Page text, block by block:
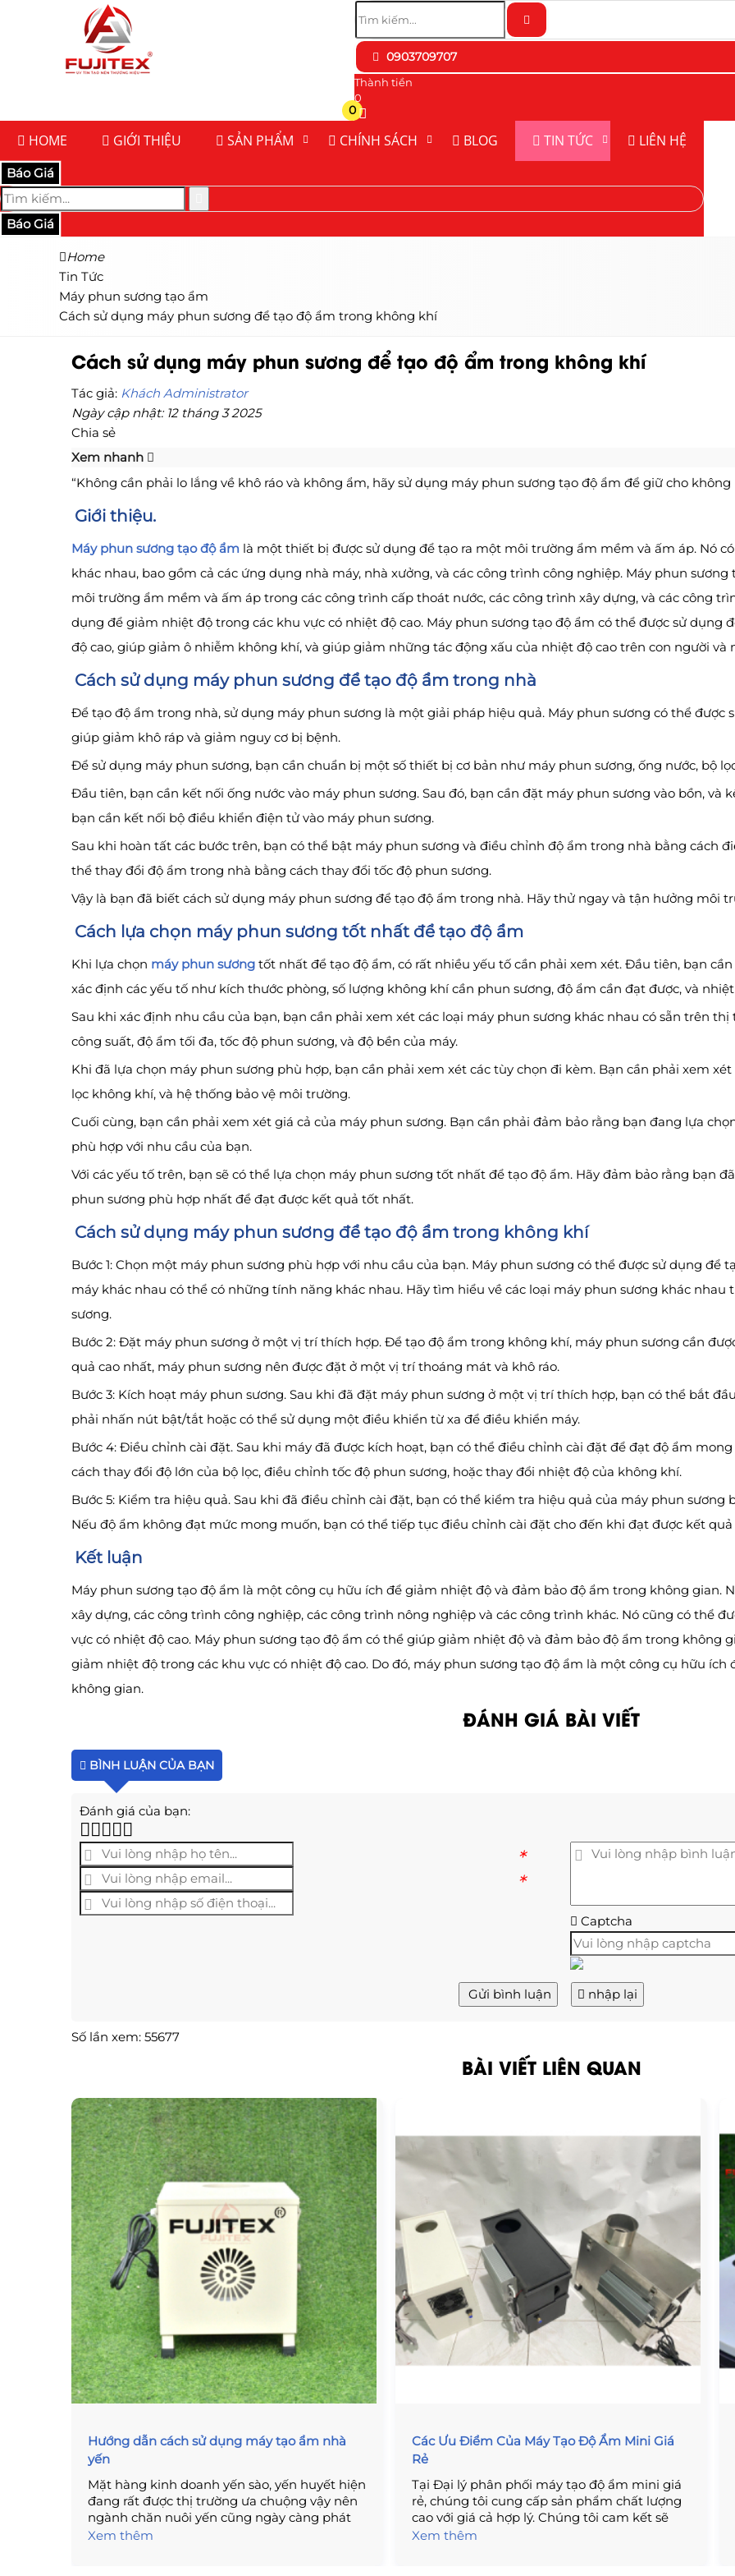
0903709707
Thành tiền
0
0
HOME GIỚI THIỆU SẢN PHẨM CHÍNH SÁCH BLOG TIN TỨC LIÊN HỆ
Báo Giá
Báo Giá
Home
Tin Tức
Máy phun sương tạo ẩm
Cách sử dụng máy phun sương để tạo độ ẩm trong không khí
Cách sử dụng máy phun sương để tạo độ ẩm trong không khí
Tác giả: Khách Administrator
Ngày cập nhật: 12 tháng 3 2025
Chia sẻ
Xem nhanh
“Không cần phải lo lắng về khô ráo và không ẩm, hãy sử dụng máy phun sương tạo độ ẩm để giữ cho
Giới thiệu.
Máy phun sương tạo độ ẩm là một thiết bị được sử dụng để tạo ra một môi trường ẩm mềm và ấm áp. Nó
khác nhau, bao gồm cả các ứng dụng nhà máy, nhà xưởng, và các công trình công nghiệp. Máy phun
môi trường ẩm mềm và ấm áp trong các công trình cấp thoát nước, các công trình xây dựng, và các công
dụng để giảm nhiệt độ trong các khu vực có nhiệt độ cao. Máy phun sương tạo độ ẩm có thể được sử dụng
độ cao, giúp giảm ô nhiễm không khí, và giúp giảm những tác động xấu của nhiệt độ cao trên con người và
Cách sử dụng máy phun sương để tạo độ ẩm trong nhà
Để tạo độ ẩm trong nhà, sử dụng máy phun sương là một giải pháp hiệu quả. Máy phun sương có thể
giúp giảm khô ráp và giảm nguy cơ bị bệnh.
Để sử dụng máy phun sương, bạn cần chuẩn bị một số thiết bị cơ bản như máy phun sương, ống nước, bộ
Đầu tiên, bạn cần kết nối ống nước vào máy phun sương. Sau đó, bạn cần đặt máy phun sương vào bồn, và
bạn cần kết nối bộ điều khiển điện tử vào máy phun sương.
Sau khi hoàn tất các bước trên, bạn có thể bật máy phun sương và điều chỉnh độ ẩm trong nhà bằng cách
thể thay đổi độ ẩm trong nhà bằng cách thay đổi tốc độ phun sương.
Vậy là bạn đã biết cách sử dụng máy phun sương để tạo độ ẩm trong nhà. Hãy thử ngay và tận hưởng môi
Cách lựa chọn máy phun sương tốt nhất để tạo độ ẩm
Khi lựa chọn máy phun sương tốt nhất để tạo độ ẩm, có rất nhiều yếu tố cần phải xem xét. Đầu tiên, bạn
xác định các yếu tố như kích thước phòng, số lượng không khí cần phun sương, độ ẩm cần đạt được, và
Sau khi xác định nhu cầu của bạn, bạn cần phải xem xét các loại máy phun sương khác nhau có sẵn trên
công suất, độ ẩm tối đa, tốc độ phun sương, và độ bền của máy.
Khi đã lựa chọn máy phun sương phù hợp, bạn cần phải xem xét các tùy chọn đi kèm. Bạn cần phải xem
lọc không khí, và hệ thống bảo vệ môi trường.
Cuối cùng, bạn cần phải xem xét giá cả của máy phun sương. Bạn cần phải đảm bảo rằng bạn đang lựa
phù hợp với nhu cầu của bạn.
Với các yếu tố trên, bạn sẽ có thể lựa chọn máy phun sương tốt nhất để tạo độ ẩm. Hãy đảm bảo rằng bạn
phun sương phù hợp nhất để đạt được kết quả tốt nhất.
Cách sử dụng máy phun sương để tạo độ ẩm trong không khí
Bước 1: Chọn một máy phun sương phù hợp với nhu cầu của bạn. Máy phun sương có thể được sử dụng để
máy khác nhau có thể có những tính năng khác nhau. Hãy tìm hiểu về các loại máy phun sương khác
sương.
Bước 2: Đặt máy phun sương ở một vị trí thích hợp. Để tạo độ ẩm trong không khí, máy phun sương cần
quả cao nhất, máy phun sương nên được đặt ở một vị trí thoáng mát và khô ráo.
Bước 3: Kích hoạt máy phun sương. Sau khi đã đặt máy phun sương ở một vị trí thích hợp, bạn có thể bắt
phải nhấn nút bật/tắt hoặc có thể sử dụng một điều khiển từ xa để điều khiển máy.
Bước 4: Điều chỉnh cài đặt. Sau khi máy đã được kích hoạt, bạn có thể điều chỉnh cài đặt để đạt độ ẩm
cách thay đổi độ lớn của bộ lọc, điều chỉnh tốc độ phun sương, hoặc thay đổi nhiệt độ của không khí.
Bước 5: Kiểm tra hiệu quả. Sau khi đã điều chỉnh cài đặt, bạn có thể kiểm tra hiệu quả của máy phun
Nếu độ ẩm không đạt mức mong muốn, bạn có thể tiếp tục điều chỉnh cài đặt cho đến khi đạt được kết
Kết luận
Máy phun sương tạo độ ẩm là một công cụ hữu ích để giảm nhiệt độ và đảm bảo độ ẩm trong không gian.
xây dựng, các công trình công nghiệp, các công trình nông nghiệp và các công trình khác. Nó cũng có thể
vực có nhiệt độ cao. Máy phun sương tạo độ ẩm có thể giúp giảm nhiệt độ và đảm bảo độ ẩm trong không
giảm nhiệt độ trong các khu vực có nhiệt độ cao. Do đó, máy phun sương tạo độ ẩm là một công cụ hữu
không gian.
ĐÁNH GIÁ BÀI VIẾT
BÌNH LUẬN CỦA BẠN
Đánh giá của bạn:
*
*
Captcha
Gửi bình luận nhập lại
Số lần xem: 55677
BÀI VIẾT LIÊN QUAN
Hướng dẫn cách sử dụng máy tạo ẩm nhà
yến
Mặt hàng kinh doanh yến sào, yến huyết hiện
đang rất được thị trường ưa chuộng vậy nên
ngành chăn nuôi yến cũng ngày càng phát
triển hơn. Nhưng liệu có phải người nuôi yến
Xem thêm
Các Ưu Điểm Của Máy Tạo Độ Ẩm Mini Giá
Rẻ
Tại Đại lý phân phối máy tạo độ ẩm mini giá
rẻ, chúng tôi cung cấp sản phẩm chất lượng
cao với giá cả hợp lý. Chúng tôi cam kết sẽ
giúp bạn tạo ra môi trường ẩm ưng ý nhất
Xem thêm